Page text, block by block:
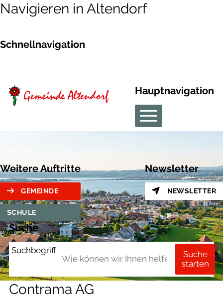
Navigieren in Altendorf
Schnellnavigation
Hauptnavigation
Weitere Auftritte
GEMEINDE
SCHULE
Newsletter
NEWSLETTER
Suche
Suchbegriff
Suche
starten
Contrama AG